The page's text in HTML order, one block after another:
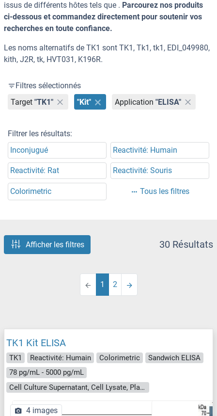
issus de différents hôtes tels que . Parcourez nos produits
ci-dessous et commandez directement pour soutenir vos
recherches en toute confiance.
Les noms alternatifs de TK1 sont TK1, Tk1, tk1, EDI_049980,
kith, J2R, tk, HVT031, K196R.
Filtres sélectionnés
Target "TK1" "Kit" Application "ELISA"
Filtrer les résultats:
Inconjugué
Reactivité: Humain
Reactivité: Rat Reactivité: Souris
Colorimetric Tous les filtres
Afficher les filtres 30 Résultats
1 2
TK1 Kit ELISA
TK1 Reactivité: Humain Colorimetric
Sandwich ELISA
78 pg/mL - 5000 pg/mL
Cell Culture Supernatant, Cell Lysate, Plasma, Serum, Tissue Homogenate
4 images